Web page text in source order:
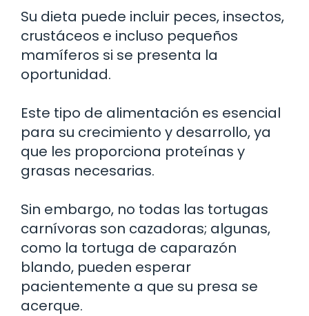
Su dieta puede incluir peces, insectos,
crustáceos e incluso pequeños
mamíferos si se presenta la
oportunidad.
Este tipo de alimentación es esencial
para su crecimiento y desarrollo, ya
que les proporciona proteínas y
grasas necesarias.
Sin embargo, no todas las tortugas
carnívoras son cazadoras; algunas,
como la tortuga de caparazón
blando, pueden esperar
pacientemente a que su presa se
acerque.